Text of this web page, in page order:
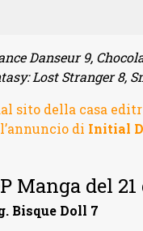
Danseur 9,
Lost Stranger 8,
sito della casa
l’annuncio di Initial D
Manga del
Bisque Doll 7